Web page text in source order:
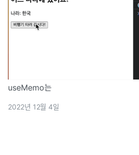
useMemo는
2022년 12월 4일